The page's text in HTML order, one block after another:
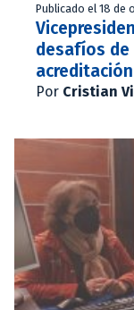
Publicado el 18 de
desafíos
Por Cristian